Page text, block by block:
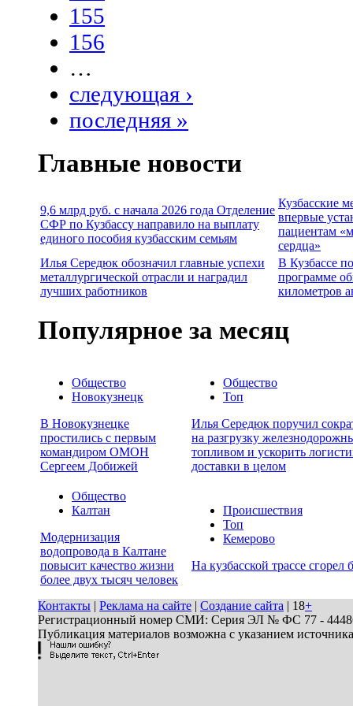
155
156
…
следующая ›
последняя »
Главные новости
9,6 млрд руб. с начала 2026 года Отделение
СФР по Кузбассу направило на выплату
единого пособия кузбасским семьям
Кузбасские
впервые
пациентам
сердца»
Илья Середюк обозначил главные успехи
металлургической отрасли и наградил
лучших работников
В Кузбассе
программе
километров
Популярное за месяц
Общество
Новокузнецк
В Новокузнецке
простились с первым
командиром ОМОН
Сергеем Добижей
Общество
Топ
Илья Середюк поручил
на разгрузку
топливом и ускорить
доставки в целом
Общество
Калтан
Модернизация
водопровода в Калтане
повысит качество жизни
более двух тысяч человек
Происшествия
Топ
Кемерово
На кузбасской трассе сгорел
Контакты | Реклама на сайте | Создание сайта | 18+
Регистрационный номер СМИ: Серия ЭЛ № ФС 77 - 44486
Публикация материалов возможна с указанием